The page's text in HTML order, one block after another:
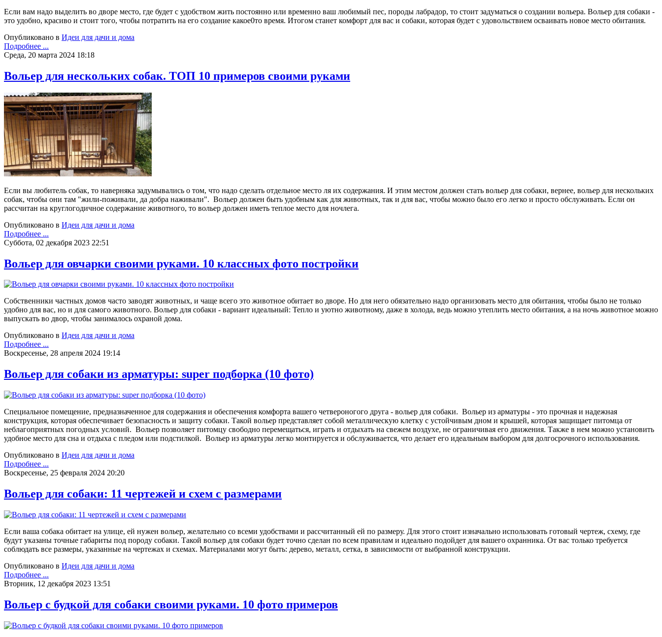
Если вам надо выделить во дворе место, где будет с удобством жить постоянно или временно ваш любимый пес, породы лабрадор, то стоит задуматься о создании вольера. Вольер для собаки -
это удобно, красиво и стоит того, чтобы потратить на его создание какое0то время. Итогом станет комфорт для вас и собаки, которая будет с удовольствием осваивать новое место обитания.
Опубликовано в Идеи для дачи и дома
Подробнее ...
Среда, 20 марта 2024 18:18
Вольер для нескольких собак. ТОП 10 примеров своими руками
Если вы любитель собак, то наверняка задумывались о том, что надо сделать отдельное место ля их содержания. И этим местом должен стать вольер для собаки, вернее, вольер для нескольких
собак, чтобы они там "жили-поживали, да добра наживали". Вольер должен быть удобным как для животных, так и для вас, чтобы можно было его легко и просто обслуживать. Если он
рассчитан на круглогодичное содержание животного, то вольер должен иметь теплое место для ночлега.
Опубликовано в Идеи для дачи и дома
Подробнее ...
Суббота, 02 декабря 2023 22:51
Вольер для овчарки своими руками. 10 классных фото постройки
Собственники частных домов часто заводят животных, и чаще всего это животное обитает во дворе. Но для него обязательно надо организовать место для обитания, чтобы было не только
удобно для вас, но и для самого животного. Вольер для собаки - вариант идеальный: Тепло и уютно животному, даже в холода, ведь можно утеплить место обитания, а на ночь животное можно
выпускать во двор, чтобы занималось охраной дома.
Опубликовано в Идеи для дачи и дома
Подробнее ...
Воскресенье, 28 апреля 2024 19:14
Вольер для собаки из арматуры: super подборка (10 фото)
Специальное помещение, предназначенное для содержания и обеспечения комфорта вашего четвероногого друга - вольер для собаки. Вольер из арматуры - это прочная и надежная
конструкция, которая обеспечивает безопасность и защиту собаки. Такой вольер представляет собой металлическую клетку с устойчивым дном и крышей, которая защищает питомца от
неблагоприятных погодных условий. Вольер позволяет питомцу свободно перемещаться, играть и отдыхать на свежем воздухе, не ограничивая его движения. Также в нем можно установить
удобное место для сна и отдыха с пледом или подстилкой. Вольер из арматуры легко монтируется и обслуживается, что делает его идеальным выбором для долгосрочного использования.
Опубликовано в Идеи для дачи и дома
Подробнее ...
Воскресенье, 25 февраля 2024 20:20
Вольер для собаки: 11 чертежей и схем с размерами
Если ваша собака обитает на улице, ей нужен вольер, желательно со всеми удобствами и рассчитанный ей по размеру. Для этого стоит изначально использовать готовый чертеж, схему, где
будут указаны точные габариты под породу собаки. Такой вольер для собаки будет точно сделан по всем правилам и идеально подойдет для вашего охранника. От вас только требуется
соблюдать все размеры, указанные на чертежах и схемах. Материалами могут быть: дерево, металл, сетка, в зависимости от выбранной конструкции.
Опубликовано в Идеи для дачи и дома
Подробнее ...
Вторник, 12 декабря 2023 13:51
Вольер с будкой для собаки своими руками. 10 фото примеров